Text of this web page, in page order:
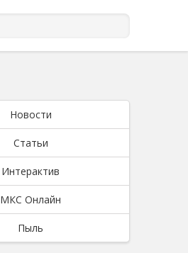
Новости
Статьи
Интерактив
МКС Онлайн
Пыль